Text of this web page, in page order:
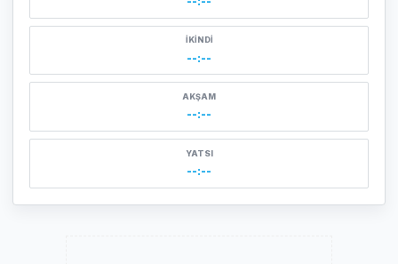
İKINDI
--:--
AKŞAM
--:--
YATSI
--:--